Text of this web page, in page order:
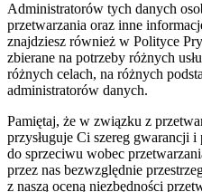
Administratorów tych danych
przetwarzania oraz inne
znajdziesz również w Polityce
zbierane na potrzeby różnych
różnych celach, na różnych
administratorów danych.
Pamiętaj, że w związku z
przysługuje Ci szereg gwarancji
do sprzeciwu wobec
przez nas bezwzględnie
z naszą oceną niezbędności